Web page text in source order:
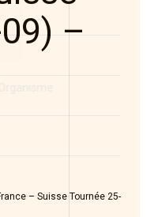
–
– Suisse Tournée 25-